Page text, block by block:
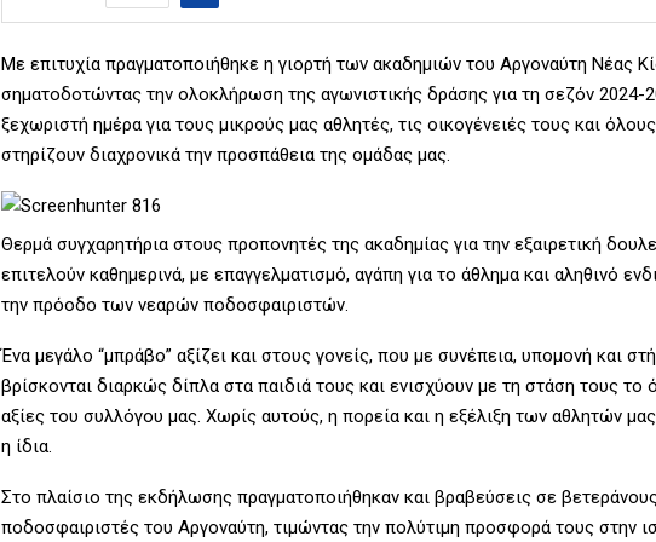
Με επιτυχία πραγματοποιήθηκε η γιορτή των ακαδημιών του Αργοναύτη Νέας
σηματοδοτώντας την ολοκλήρωση της αγωνιστικής δράσης για τη σεζόν 2024-
ξεχωριστή ημέρα για τους μικρούς μας αθλητές, τις οικογένειές τους και
στηρίζουν διαχρονικά την προσπάθεια της ομάδας μας.
Θερμά συγχαρητήρια στους προπονητές της ακαδημίας για την εξαιρετική
επιτελούν καθημερινά, με επαγγελματισμό, αγάπη για το άθλημα και αληθινό
την πρόοδο των νεαρών ποδοσφαιριστών.
Ένα μεγάλο “μπράβο” αξίζει και στους γονείς, που με συνέπεια, υπομονή και
βρίσκονται διαρκώς δίπλα στα παιδιά τους και ενισχύουν με τη στάση τους το
αξίες του συλλόγου μας. Χωρίς αυτούς, η πορεία και η εξέλιξη των αθλητών
η ίδια.
Στο πλαίσιο της εκδήλωσης πραγματοποιήθηκαν και βραβεύσεις σε
ποδοσφαιριστές του Αργοναύτη, τιμώντας την πολύτιμη προσφορά τους στην